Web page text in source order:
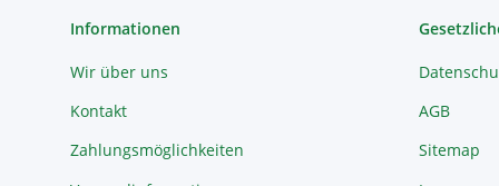
Informationen
Wir über uns
Kontakt
Zahlungsmöglichkeiten
AGB
Sitemap